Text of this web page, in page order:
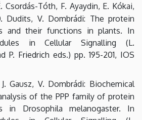
Csordás-Tóth, F. Ayaydin, E. Kókai,
Dudits, V. Dombrádi: The protein
and their functions in plants. In
in Cellular Signalling (L.
P. Friedrich eds.) pp. 195-201, IOS
Gausz, V. Dombrádi: Biochemical
of the PPP family of protein
in Drosophila melanogaster. In